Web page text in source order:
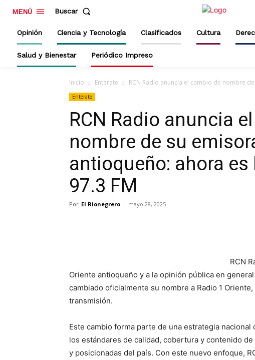
MENÚ Buscar
Opinión Ciencia y Tecnología Clasificados Cultura
Salud y Bienestar Periódico Impreso
Inicio Entérate RCN Radio anuncia el cambio de nombre
Entérate
RCN Radio anuncia
nombre de su
antioqueño: ahora es
97.3 FM
Por El Rionegrero - mayo 28, 2025
RCN
Oriente antioqueño y a la opinión pública en
cambiado oficialmente su nombre a Radio 1
transmisión.
Este cambio forma parte de una estrategia
los estándares de calidad, cobertura y contenido
y posicionadas del país. Con este nuevo enfoque,